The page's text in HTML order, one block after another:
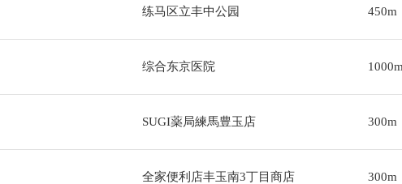
练马区立丰中公园 450m
综合东京医院
SUGI薬局練馬豊玉店 300m
全家便利店丰玉南3丁目商店 300m